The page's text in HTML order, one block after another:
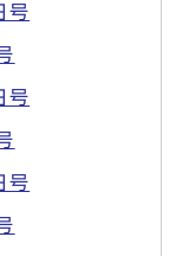
号
号
号